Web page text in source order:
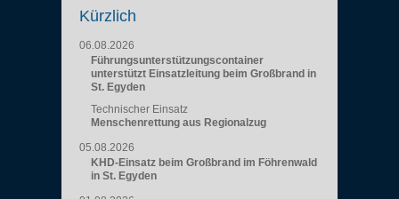
Kürzlich
06.08.2026
Führungsunterstützungscontainer
unterstützt Einsatzleitung beim Großbrand in
St. Egyden
Technischer Einsatz
Menschenrettung aus Regionalzug
05.08.2026
KHD-Einsatz beim Großbrand im Föhrenwald
in St. Egyden